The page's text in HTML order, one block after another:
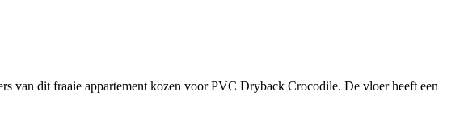
van dit fraaie appartement kozen voor PVC Dryback Crocodile. De vloer heeft een